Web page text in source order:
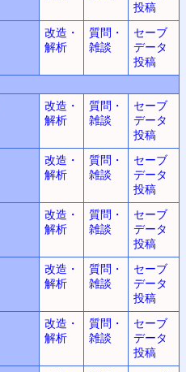
投稿
改造・
解析
質問・
雑談
セーブ
データ
投稿
改造・
解析
質問・
雑談
セーブ
データ
投稿
改造・
解析
質問・
雑談
セーブ
データ
投稿
改造・
解析
質問・
雑談
セーブ
データ
投稿
改造・
解析
質問・
雑談
セーブ
データ
投稿
改造・
解析
質問・
雑談
セーブ
データ
投稿